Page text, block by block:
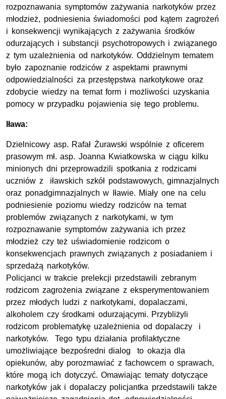
rozpoznawania symptomów zażywania narkotyków przez
młodzież, podniesienia świadomości pod kątem zagrożeń
i konsekwencji wynikających z zażywania środków
odurzających i substancji psychotropowych i związanego
z tym uzależnienia od narkotyków. Oddzielnym tematem
było zapoznanie rodziców z aspektami prawnymi
odpowiedzialności za przestępstwa narkotykowe oraz
zdobycie wiedzy na temat form i możliwości uzyskania
pomocy w przypadku pojawienia się tego problemu.
Iława:
Dzielnicowy asp. Rafał Żurawski wspólnie z oficerem
prasowym mł. asp. Joanna Kwiatkowska w ciągu kilku
minionych dni przeprowadzili spotkania z rodzicami
uczniów z iławskich szkół podstawowych, gimnazjalnych
oraz ponadgimnazjalnych w Iławie. Miały one na celu
podniesienie poziomu wiedzy rodziców na temat
problemów związanych z narkotykami, w tym
rozpoznawanie symptomów zażywania ich przez
młodzież czy też uświadomienie rodzicom o
konsekwencjach prawnych związanych z posiadaniem i
sprzedażą narkotyków.
Policjanci w trakcie prelekcji przedstawili zebranym
rodzicom zagrożenia związane z eksperymentowaniem
przez młodych ludzi z narkotykami, dopalaczami,
alkoholem czy środkami odurzającymi. Przybliżyli
rodzicom problematykę uzależnienia od dopalaczy i
narkotyków. Tego typu działania profilaktyczne
umożliwiające bezpośredni dialog to okazja dla
opiekunów, aby porozmawiać z fachowcem o sprawach,
które mogą ich dotyczyć. Omawiając tematy dotyczące
narkotyków jak i dopalaczy policjantka przedstawili także